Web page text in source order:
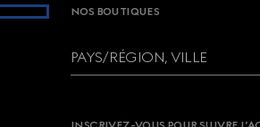
NOS BOUTIQUES
PAYS/RÉGION, VILLE